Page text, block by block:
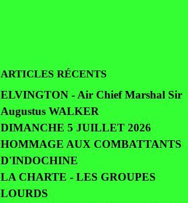
ARTICLES RÉCENTS
ELVINGTON - Air Chief Marshal Sir
Augustus WALKER
DIMANCHE 5 JUILLET 2026
HOMMAGE AUX COMBATTANTS
D'INDOCHINE
LA CHARTE - LES GROUPES
LOURDS